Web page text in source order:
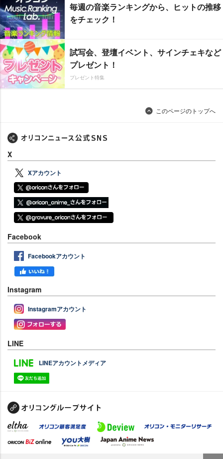
毎週の音楽ランキングから、ヒットの推移
をチェック！
試写会、登壇イベント、サインチェキなど
プレゼント！
プレゼント特集
このページのトップへ
X
Xアカウント
Facebook
Facebookアカウント
Instagram
Instagramアカウント
LINE
LINEアカウントメディア